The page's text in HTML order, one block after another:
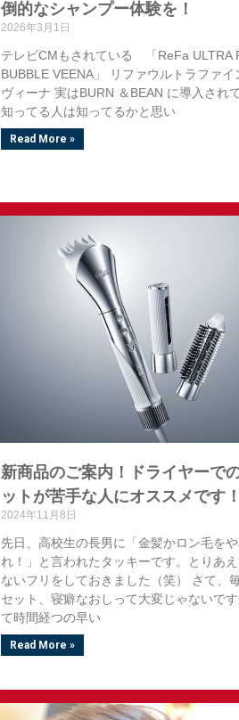
倒的なシャンプー体験を！
2026年3月1日
テレビCMもされている 「ReFa ULTRA
BUBBLE VEENA」 リファウルトラファ
ヴィーナ 実はBURN ＆BEAN に導入され
知ってる人は知ってるかと思い
Read More »
新商品のご案内！ドライヤーで
ットが苦手な人にオススメです！
2024年11月8日
先日、高校生の長男に「金髪かロン毛をや
れ！」と言われたタッキーです。とりあえ
ないフリをしておきました（笑） さて、
セット、寝癖なおしって大変じゃないで
て時間経つの早い
Read More »